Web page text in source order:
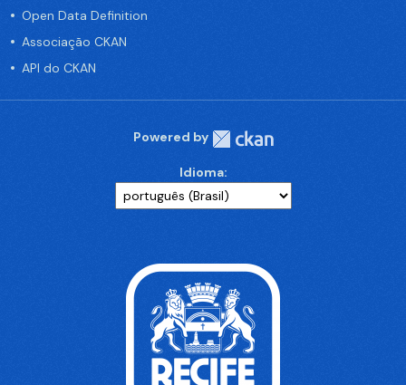
Open Data Definition
Associação CKAN
API do CKAN
Powered by
Idioma